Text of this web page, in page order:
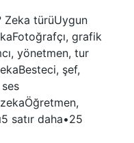
Zeka türüUygun
grafik
yönetmen, tur
şef,
satır daha•25